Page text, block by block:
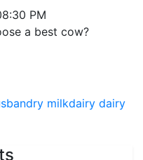
PM
a best cow?
milkdairy dairy